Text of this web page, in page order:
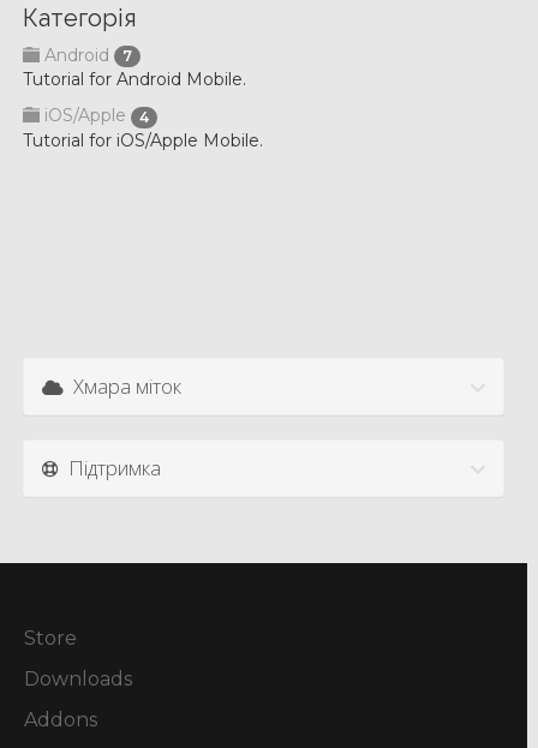
Категорія
Android 7
Tutorial for Android Mobile.
iOS/Apple
4
Tutorial for iOS/Apple Mobile.
Хмара міток
Підтримка
Store
Downloads
Addons